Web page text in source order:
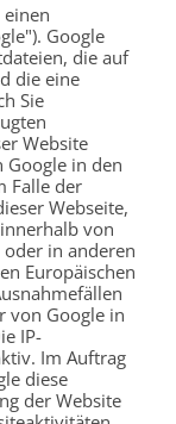
einen
Google
die auf
die eine
Sie
Website
Google in den
Falle der
Webseite,
von
in anderen
Europäischen
von Google in
IP-
Im Auftrag
diese
der Website